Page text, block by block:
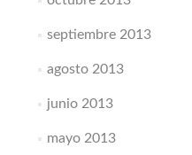
septiembre 2013
agosto 2013
junio 2013
mayo 2013